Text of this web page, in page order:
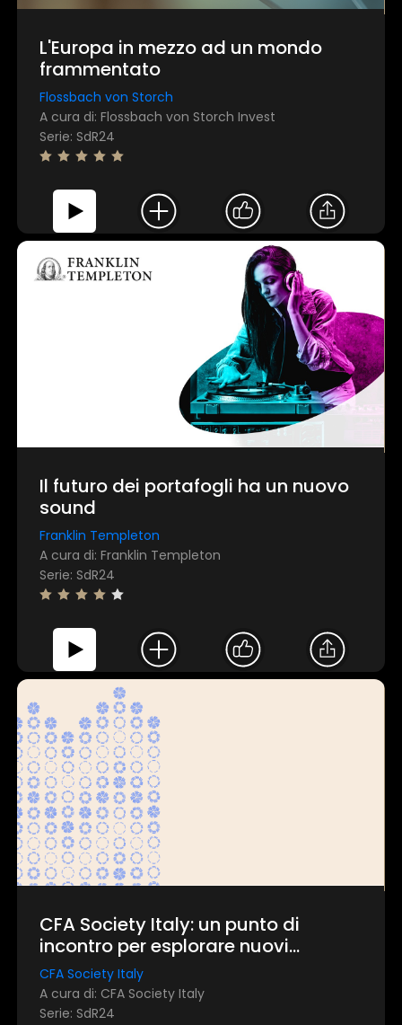
L'Europa in mezzo ad un mondo
frammentato
Flossbach von Storch
A cura di: Flossbach von Storch Invest
Serie: SdR24
Il futuro dei portafogli ha un nuovo
sound
Franklin Templeton
A cura di: Franklin Templeton
Serie: SdR24
CFA Society Italy: un punto di
incontro per esplorare nuovi
equilibri nell'ambito degli
investimenti
CFA Society Italy
A cura di: CFA Society Italy
Serie: SdR24